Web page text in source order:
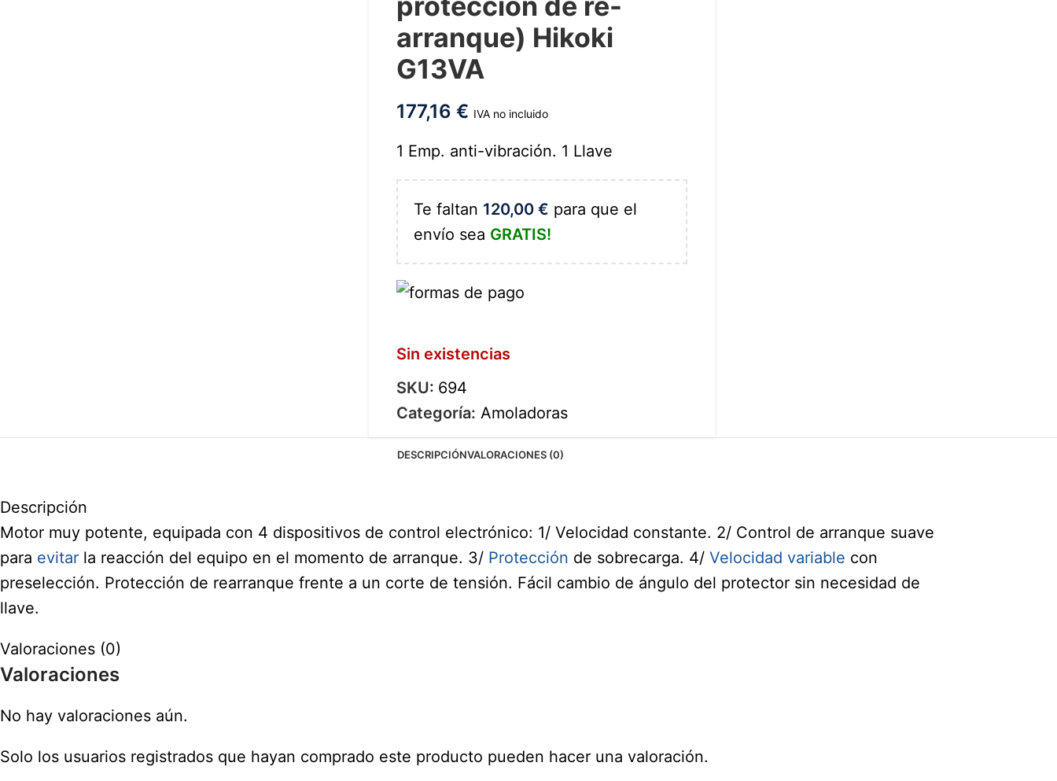
arranque) Hikoki
G13VA
177,16€ IVA no incluido
1 Emp. anti-vibración. 1 Llave
Te faltan 120,00€ para que el
envío sea GRATIS!
Sin existencias
SKU: 694
Categoría: Amoladoras
DESCRIPCIÓNVALORACIONES (0)
Descripción
Motor muy potente, equipada con 4 dispositivos de control electrónico: 1/ Velocidad constante. 2/ Control de arranque suave
para evitar la reacción del equipo en el momento de arranque. 3/ Protección de sobrecarga. 4/ Velocidad variable con
preselección. Protección de rearranque frente a un corte de tensión. Fácil cambio de ángulo del protector sin necesidad de
llave.
Valoraciones (0)
Valoraciones
No hay valoraciones aún.
Solo los usuarios registrados que hayan comprado este producto pueden hacer una valoración.